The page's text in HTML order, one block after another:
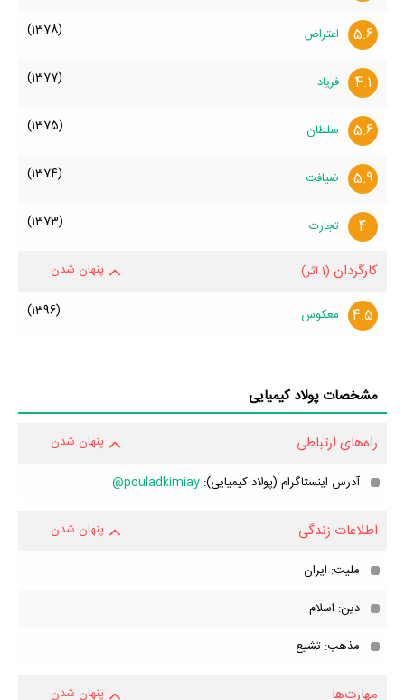
5.6 اعتراض (1378)
4.1 فریاد (1377)
5.6 سلطان (1375)
5.9 ضیافت (1374)
4 تجارت (1373)
کارگردان (1 اثر) پنهان شدن
4.5 معکوس (1396)
مشخصات پولاد کیمیایی
راه‌های ارتباطی پنهان شدن
آدرس اینستاگرام (پولاد کیمیایی): pouladkimiay@
اطلاعات زندگی پنهان شدن
ملیت: ایران
دین: اسلام
مذهب: تشیع
مهارت‌ها پنهان شدن